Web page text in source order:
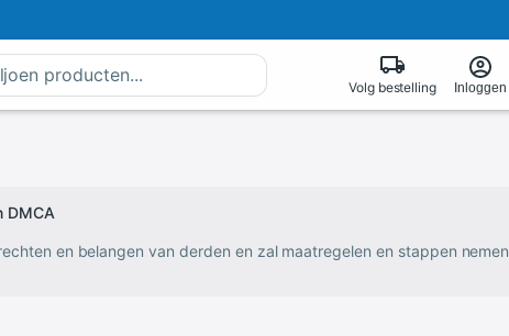
Volg bestelling Inloggen
DMCA
en belangen van derden en zal maatregelen en stappen nemen